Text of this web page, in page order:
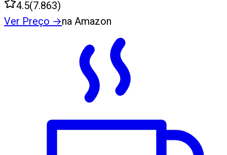
4.5(7.863)
Ver Preço →na Amazon